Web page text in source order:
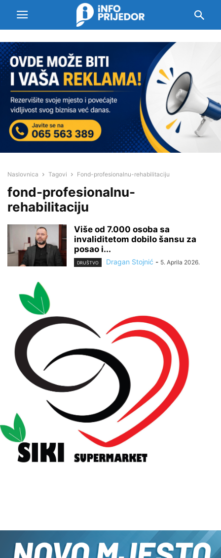
Naslovnica Tagovi Fond-profesionalnu-rehabilitaciju
fond-profesionalnu-
rehabilitaciju
Više od 7.000 osoba sa
invaliditetom dobilo šansu za
posao i...
DRUŠTVO Dragan Stojnić - 5. Aprila 2026.